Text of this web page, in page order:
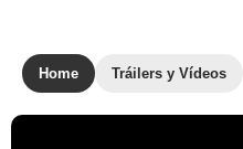
Home Tráilers y Vídeos